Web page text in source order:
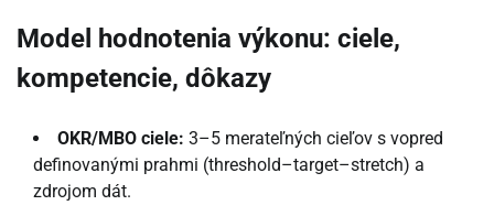
Model hodnotenia výkonu: ciele,
kompetencie, dôkazy
OKR/MBO ciele: 3–5 merateľných cieľov s vopred
definovanými prahmi (threshold–target–stretch) a
zdrojom dát.